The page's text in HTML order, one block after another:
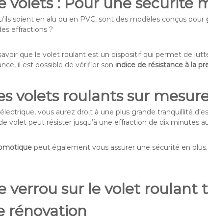
soient en alu ou en PVC, sont des modèles conçus pour
effractions ?
que le volet roulant est un dispositif qui permet de
il est possible de vérifier son indice de résistance à la
volets roulants sur
vous aurez droit à une plus grande tranquillité
volet peut résister jusqu’à une effraction de dix minutes
peut également vous assurer une sécurité en
verrou sur le volet
rénovation